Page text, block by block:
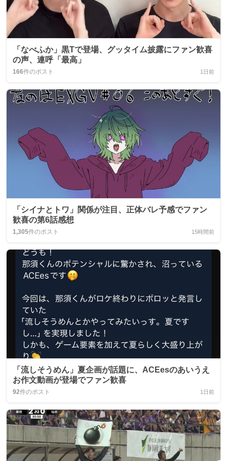
「なべふか」黒Tで登場、グッタイム披露にファン歓喜
の声、連呼「最高」
166件のポスト 1日前
「シイナとトワ」関係が注目、正体バレ予感でファン
歓喜の第6話感想
1,305件のポスト 15時間前
「流しそうめん」夏企画が話題に、ACEesのあいうえ
お作文動画が登場でファン歓喜
92件のポスト 1日前